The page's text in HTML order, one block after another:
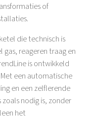
of
die technisch is
reageren traag en
is ontwikkeld
een automatische
en een zelflerende
nodig is, zonder
het